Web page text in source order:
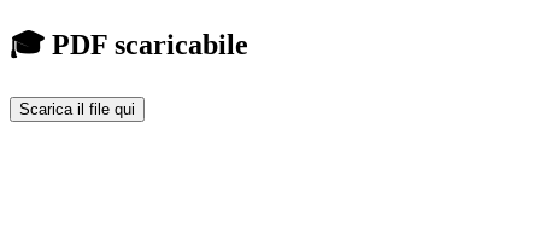
🎓 PDF scaricabile
Scarica il file qui